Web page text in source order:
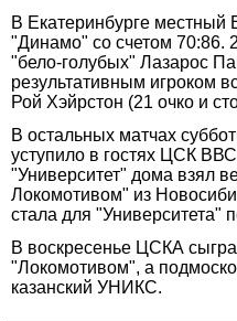
В Екатеринбурге
"Динамо" со счетом 70:86.
"бело-голубых" Лазарос
результативным игроком
Рой Хэйрстон (21 очко и
В остальных матчах
уступило в гостях ЦСК ВВС
"Университет" дома взял
Локомотивом" из
стала для "Университета"
В воскресенье ЦСКА
"Локомотивом", а
казанский УНИКС.